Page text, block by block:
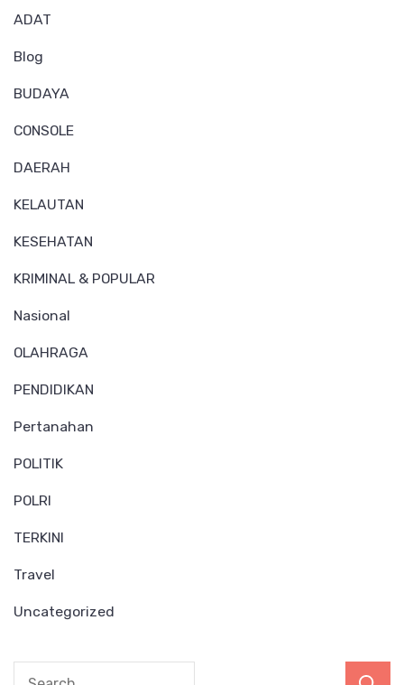
ADAT
Blog
BUDAYA
CONSOLE
DAERAH
KELAUTAN
KESEHATAN
KRIMINAL & POPULAR
Nasional
OLAHRAGA
PENDIDIKAN
Pertanahan
POLITIK
POLRI
TERKINI
Travel
Uncategorized